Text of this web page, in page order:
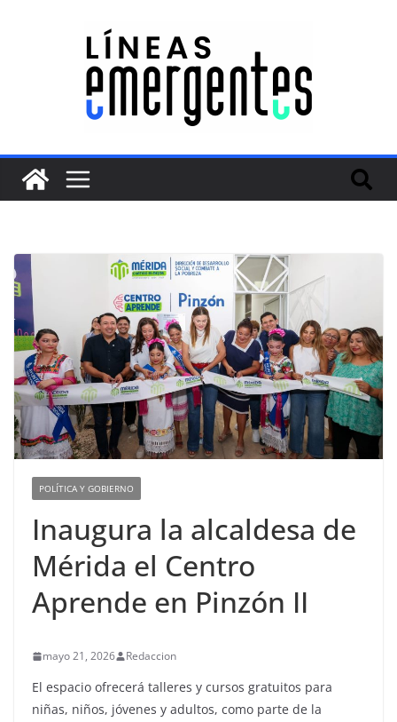
POLÍTICA Y GOBIERNO
Inaugura la alcaldesa de
Mérida el Centro
Aprende en Pinzón II
mayo 21, 2026 Redaccion
El espacio ofrecerá talleres y cursos gratuitos para
niñas, niños, jóvenes y adultos, como parte de la